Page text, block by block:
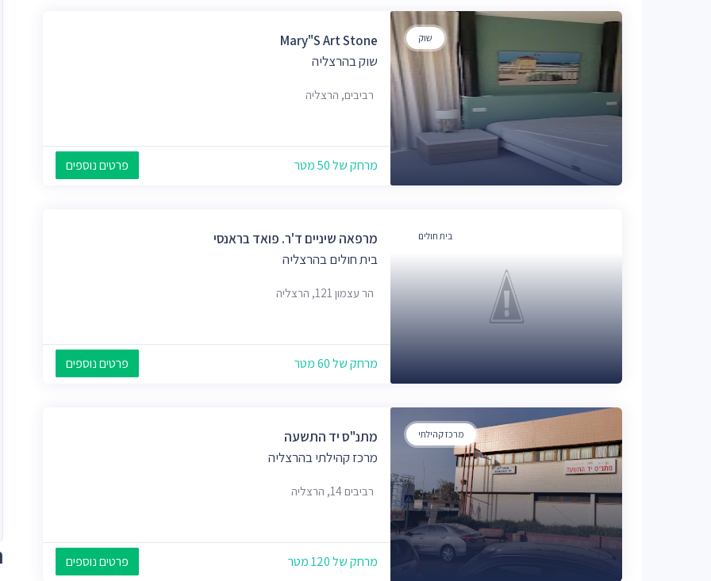
שוק
Mary"S Art Stone
שוק בהרצליה
רביבים, הרצליה
מרחק של 50 מטר פרטים נוספים
בית חולים
מרפאה שיניים ד'ר. פואד בראנסי
בית חולים בהרצליה
הר עצמון 121, הרצליה
מרחק של 60 מטר פרטים נוספים
מרכז קהילתי
מתנ"ס יד התשעה
מרכז קהילתי בהרצליה
רביבים 14, הרצליה
מרחק של 120 מטר פרטים נוספים